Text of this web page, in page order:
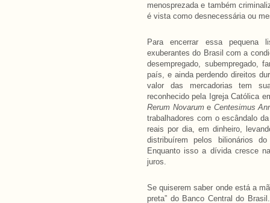
menosprezada e também
é vista como desnecessária ou
Para encerrar essa pequena
exuberantes do Brasil com a
desempregado, subempregado,
país, e ainda perdendo direitos
valor das mercadorias tem
reconhecido pela Igreja Católica
Rerum Novarume Centesimus
trabalhadores com o escândalo
reais por dia, em dinheiro,
distribuírem pelos bilionários
Enquanto isso a dívida cresce
juros.
Se quiserem saber onde está a
preta” do Banco Central do